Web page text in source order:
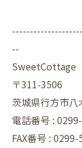
--
SweetCottage
〒311-3506
茨城県行方市八
電話番号 :
FAX番号 :